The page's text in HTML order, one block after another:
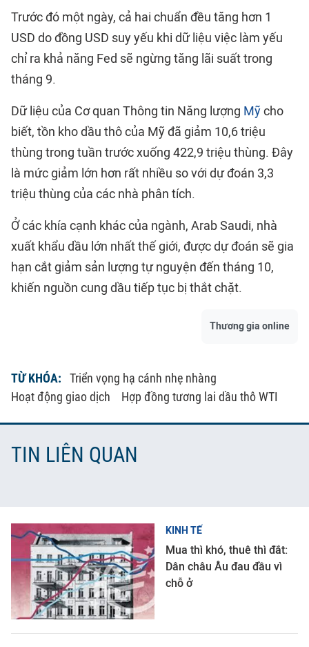
Trước đó một ngày, cả hai chuẩn đều tăng hơn 1
USD do đồng USD suy yếu khi dữ liệu việc làm yếu
chỉ ra khả năng Fed sẽ ngừng tăng lãi suất trong
tháng 9.
Dữ liệu của Cơ quan Thông tin Năng lượng Mỹcho
biết, tồn kho dầu thô của Mỹ đã giảm 10,6 triệu
thùng trong tuần trước xuống 422,9 triệu thùng. Đây
là mức giảm lớn hơn rất nhiều so với dự đoán 3,3
triệu thùng của các nhà phân tích.
Ở các khía cạnh khác của ngành, Arab Saudi, nhà
xuất khẩu dầu lớn nhất thế giới, được dự đoán sẽ gia
hạn cắt giảm sản lượng tự nguyện đến tháng 10,
khiến nguồn cung dầu tiếp tục bị thắt chặt.
Thương gia online
TỪ KHÓA:
Triển vọng hạ cánh nhẹ nhàng
Hoạt động giao dịch
Hợp đồng tương lai dầu thô WTI
TIN LIÊN QUAN
KINH TẾ
Mua thì khó, thuê thì đắt:
Dân châu Âu đau đầu vì
chỗ ở